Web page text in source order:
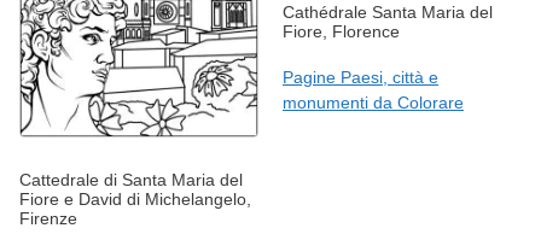
Cattedrale di Santa Maria del
Fiore e David di Michelangelo,
Firenze
Cathédrale Santa Maria del
Fiore, Florence
Pagine Paesi, città e
monumenti da Colorare